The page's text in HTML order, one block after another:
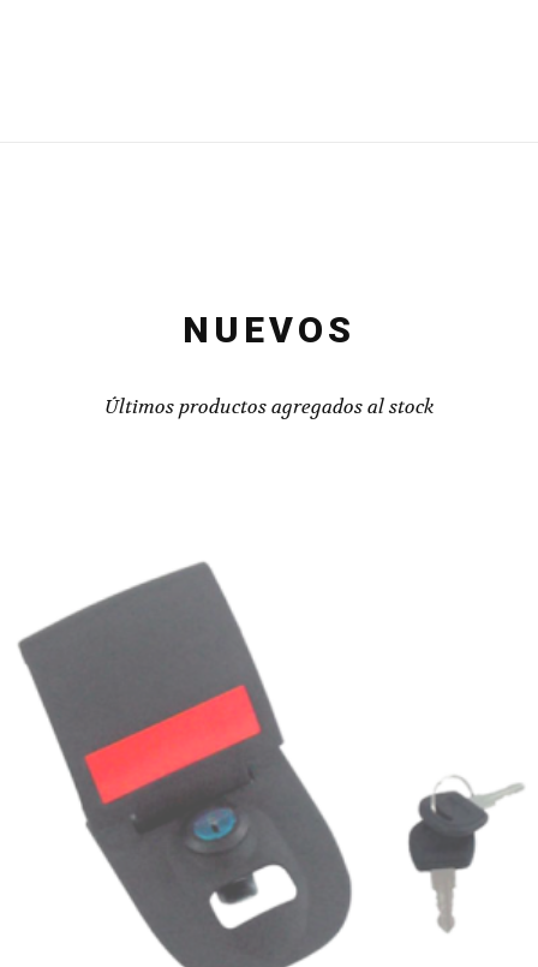
NUEVOS
Últimos productos agregados al stock